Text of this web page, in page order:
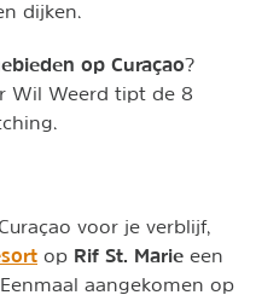
dijken.
op Curaçao?
Wil Weerd tipt de 8
voor je verblijf,
op Rif St. Marie een
Eenmaal aangekomen op